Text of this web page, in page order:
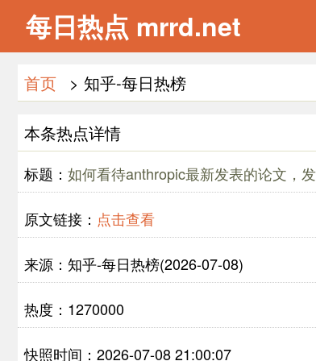
每日热点 mrrd.net
首页 > 知乎-每日热榜
本条热点详情
标题： 如何看待anthropic最新发表的论文，
原文链接： 点击查看
来源：知乎-每日热榜(2026-07-08)
热度：1270000
快照时间：2026-07-08 21:00:07